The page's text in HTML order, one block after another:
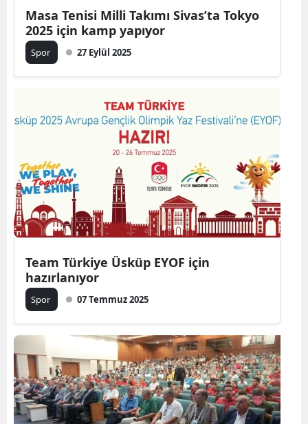
Masa Tenisi Milli Takımı Sivas’ta Tokyo
2025 için kamp yapıyor
Spor 27 Eylül 2025
Team Türkiye Üsküp EYOF için
hazırlanıyor
Spor 07 Temmuz 2025